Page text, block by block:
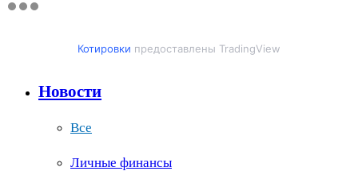
Котировки предоставлены TradingView
Новости
Все
Личные финансы